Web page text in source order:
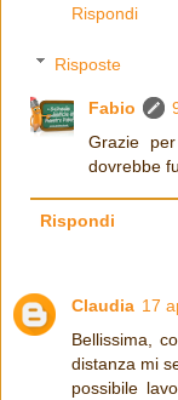
Rispondi
Risposte
Fabio
Grazie
dovrebbe
Rispondi
Claudia 17
Bellissima,
distanza mi
possibile